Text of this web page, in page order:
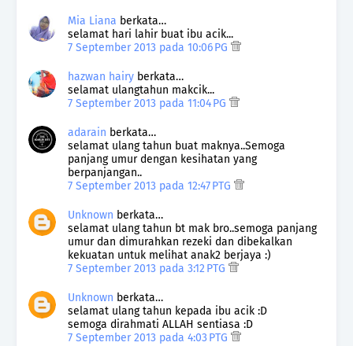
Mia Liana berkata…
selamat hari lahir buat ibu acik...
7 September 2013 pada 10:06 PG
hazwan hairy berkata…
selamat ulangtahun makcik...
7 September 2013 pada 11:04 PG
adarain berkata…
selamat ulang tahun buat maknya..Semoga
panjang umur dengan kesihatan yang
berpanjangan..
7 September 2013 pada 12:47 PTG
Unknown berkata…
selamat ulang tahun bt mak bro..semoga panjang
umur dan dimurahkan rezeki dan dibekalkan
kekuatan untuk melihat anak2 berjaya :)
7 September 2013 pada 3:12 PTG
Unknown berkata…
selamat ulang tahun kepada ibu acik :D
semoga dirahmati ALLAH sentiasa :D
7 September 2013 pada 4:03 PTG